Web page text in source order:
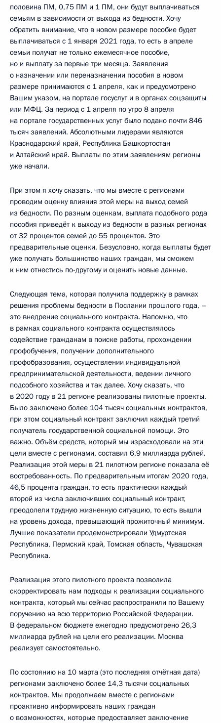
половина ПМ, 0,75 ПМ и 1 ПМ, они будут выплачиваться
семьям в зависимости от выхода из бедности. Хочу
обратить внимание, что в новом размере пособие будет
выплачиваться с 1 января 2021 года, то есть в апреле
семьи получат не только ежемесячное пособие,
но и выплату за первые три месяца. Заявления
о назначении или переназначении пособия в новом
размере принимаются с 1 апреля, как и предусмотрено
Вашим указом, на портале госуслуг и в органах соцзащиты
или МФЦ. За период с 1 апреля по утро 8 апреля
на портале государственных услуг было подано почти 846
тысяч заявлений. Абсолютными лидерами являются
Краснодарский край, Республика Башкортостан
и Алтайский край. Выплаты по этим заявлениям регионы
уже начали.
При этом я хочу сказать, что мы вместе с регионами
проводим оценку влияния этой меры на выход семей
из бедности. По разным оценкам, выплата подобного рода
пособия приведёт к выходу из бедности в разных регионах
от 32 процентов семей до 55 процентов. Это
предварительные оценки. Безусловно, когда выплаты будет
уже получать большинство наших граждан, мы сможем
к ним отнестись по-другому и оценить новые данные.
Следующая тема, которая получила поддержку в рамках
решения проблемы бедности в Послании прошлого года, –
это внедрение социального контракта. Напомню, что
в рамках социального контракта осуществлялось
содействие гражданам в поиске работы, прохождении
профобучения, получении дополнительного
профобразования, осуществлении индивидуальной
предпринимательской деятельности, ведении личного
подсобного хозяйства и так далее. Хочу сказать, что
в 2020 году в 21 регионе реализованы пилотные проекты.
Было заключено более 104 тысяч социальных контрактов,
при этом социальный контракт заключил каждый третий
получатель государственной социальной помощи. Это
важно. Объём средств, который мы израсходовали на эти
цели вместе с регионами, составил 6,9 миллиарда рублей.
Реализация этой меры в 21 пилотном регионе показала её
востребованность. По предварительным итогам 2020 года,
46,5 процента граждан, то есть практически каждый
второй из числа заключивших социальный контракт,
преодолели трудную жизненную ситуацию, то есть вышли
на уровень дохода, превышающий прожиточный минимум.
Лучшие показатели продемонстрировали Удмуртская
Республика, Пермский край, Томская область, Чувашская
Республика.
Реализация этого пилотного проекта позволила
скорректировать нам подходы к реализации социального
контракта, который мы сейчас распространили по Вашему
поручению на всю территорию Российской Федерации.
В федеральном бюджете ежегодно предусмотрено 26,3
миллиарда рублей на цели его реализации. Москва
реализует самостоятельно.
По состоянию на 10 марта (это последняя отчётная дата)
регионами заключено более 14,3 тысячи социальных
контрактов. Мы продолжаем вместе с регионами
проактивно информировать наших граждан
о возможностях, которые предоставляет заключение